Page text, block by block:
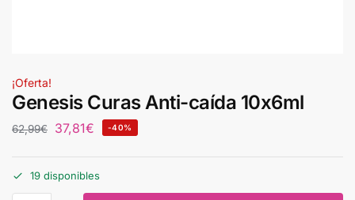
¡Oferta!
Genesis Curas Anti-caída 10x6ml
62,99€ 37,81€ -40%
19 disponibles